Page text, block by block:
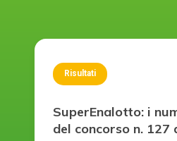
Risultati
SuperEnalotto: i
del concorso n. 127